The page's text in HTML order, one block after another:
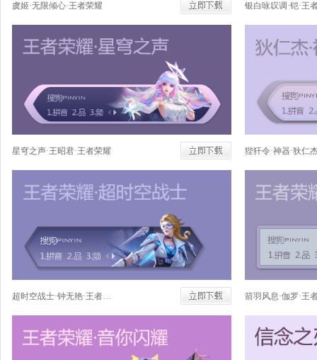
虞姬·无限倾心·王者荣耀 银白咏叹调·铠·王
星穹之声·王昭君·王者荣耀
超时空战士·钟无艳·王者荣耀 箭羽风息·伽罗·王